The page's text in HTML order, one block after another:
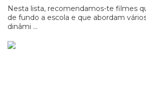
Nesta lista, recomendamos-te filmes
de fundo a escola e que abordam
dinâmi ...